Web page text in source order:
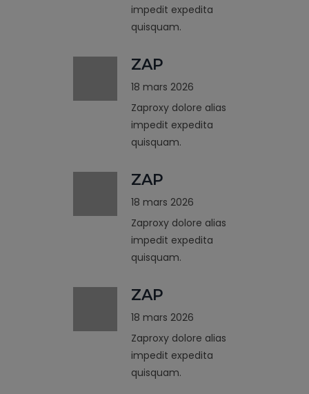
impedit expedita
quisquam.
ZAP
18 mars 2026
Zaproxy dolore alias
impedit expedita
quisquam.
ZAP
18 mars 2026
Zaproxy dolore alias
impedit expedita
quisquam.
ZAP
18 mars 2026
Zaproxy dolore alias
impedit expedita
quisquam.